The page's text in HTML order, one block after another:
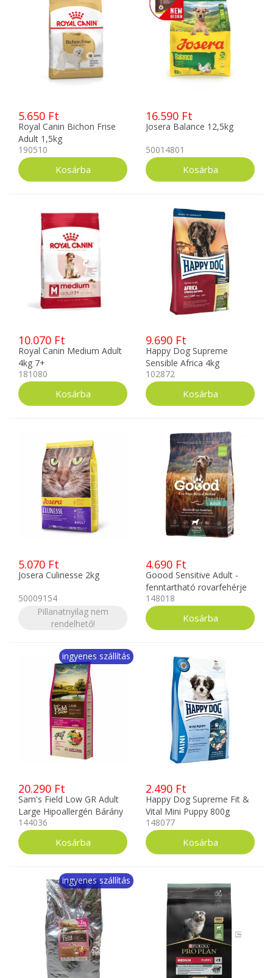
5.650 Ft
Royal Canin Bichon Frise
Adult 1,5kg
190510
16.590 Ft
Josera Balance 12,5kg
50014801
10.070 Ft
Royal Canin Medium Adult
4kg 7+
181080
9.690 Ft
Happy Dog Supreme
Sensible Africa 4kg
102872
5.070 Ft
Josera Culinesse 2kg
50009154
Pillanatnyilag nem
rendelhető!
4.690 Ft
Goood Sensitive Adult -
fenntartható rovarfehérje
1,8kg
148018
ingyenes szállítás
20.290 Ft
Sam's Field Low GR Adult
Large Hipoallergén Bárány
13kg
144036
2.490 Ft
Happy Dog Supreme Fit &
Vital Mini Puppy 800g
148077
ingyenes szállítás